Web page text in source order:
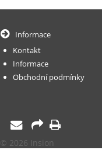
Informace
Kontakt
Informace
Obchodní podmínky
© 2026 Insion